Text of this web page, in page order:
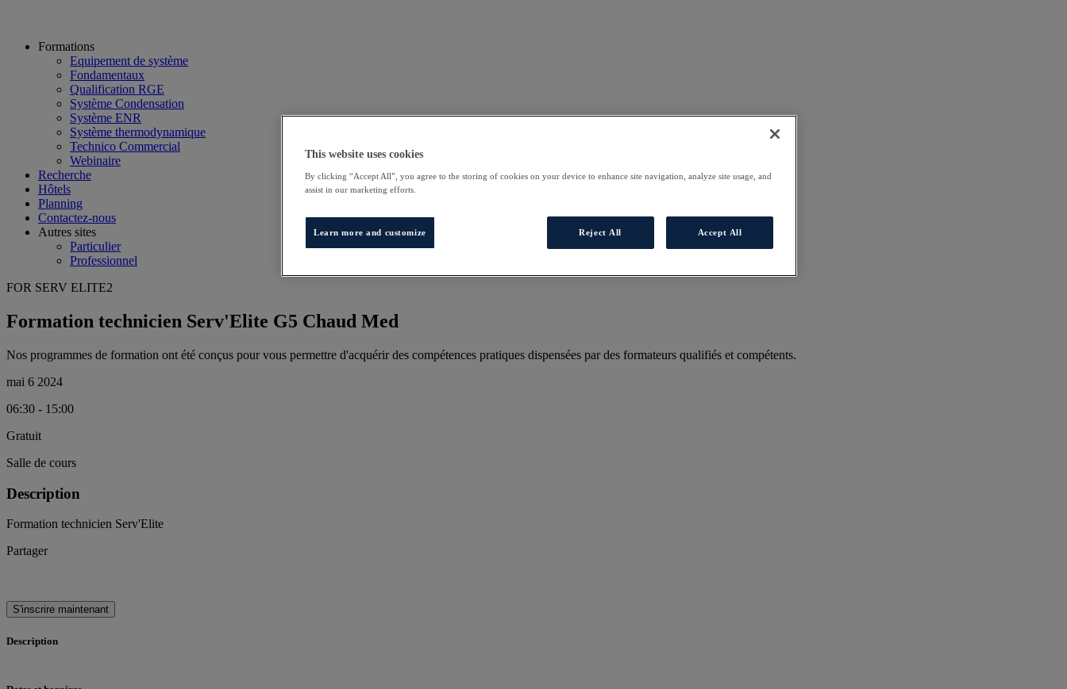
Formations
Equipement de système
Fondamentaux
Qualification RGE
Système Condensation
Système ENR
Système thermodynamique
Technico Commercial
Webinaire
Recherche
Hôtels
Planning
Contactez-nous
Autres sites
Particulier
Professionnel
FOR SERV ELITE2
Formation technicien Serv'Elite G5 Chaud Med
Nos programmes de formation ont été conçus pour vous permettre d'acquérir des compétences pratiques dispensées par des formateurs qualifiés et compétents.
mai 6 2024
06:30 - 15:00
Gratuit
Salle de cours
Description
Formation technicien Serv'Elite
Partager
S'inscrire maintenant
Description
This website uses cookies
By clicking “Accept All”, you agree to the storing of cookies on your device to enhance site navigation, analyze site usage, and
assist in our marketing efforts.
Learn more and customize Reject All Accept All